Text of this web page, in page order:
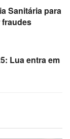
Sanitária para
fraudes
Lua entra em